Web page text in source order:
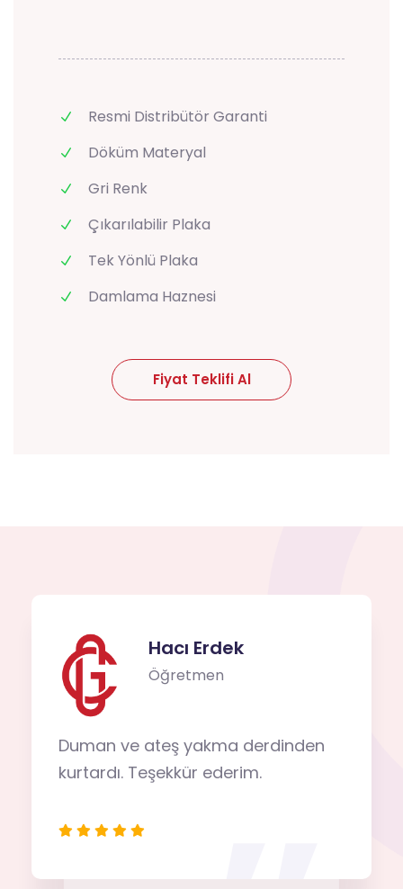
Resmi Distribütör Garanti
Döküm Materyal
Gri Renk
Çıkarılabilir Plaka
Tek Yönlü Plaka
Damlama Haznesi
Fiyat Teklifi Al
Hacı Erdek
Öğretmen
Duman ve ateş yakma derdinden
kurtardı. Teşekkür ederim.